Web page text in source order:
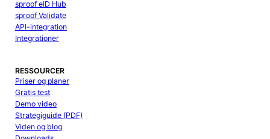
sproof eID Hub
sproof Validate
API-integration
Integrationer
RESSOURCER
Priser og planer
Gratis test
Demo video
Strategiguide (PDF)
Viden og blog